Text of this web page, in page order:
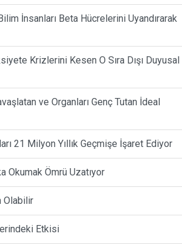
İnsanları Beta Hücrelerini Uyandırarak
Krizlerini Kesen O Sıra Dışı Duyusal
ve Organları Genç Tutan İdeal
21 Milyon Yıllık Geçmişe İşaret Ediyor
Okumak Ömrü Uzatıyor
Olabilir
Etkisi